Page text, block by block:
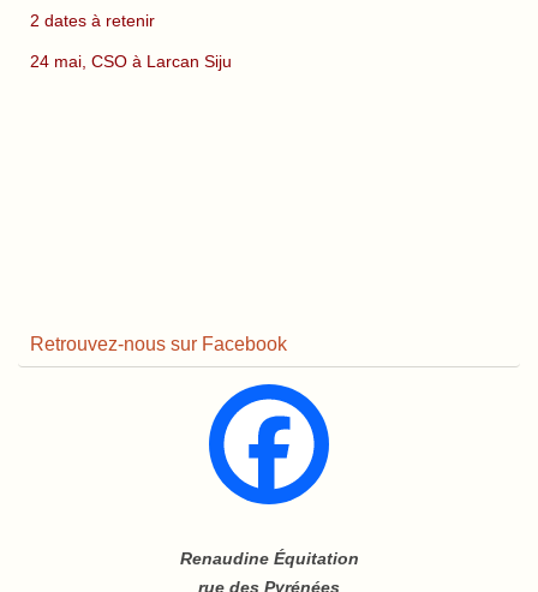
2 dates à retenir
24 mai, CSO à Larcan Siju
Retrouvez-nous sur Facebook
Renaudine Équitation
rue des Pyrénées